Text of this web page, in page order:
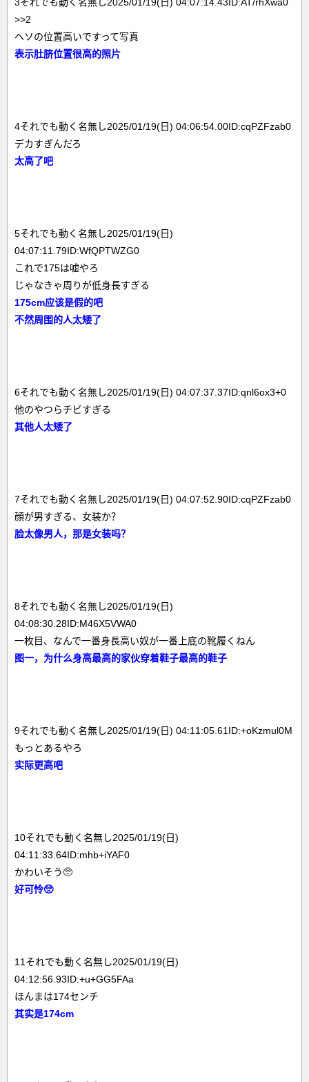
>>2
ヘソの位置高いですって写真
表示肚脐位置很高的照片
4それでも動く名無し2025/01/19(日) 04:06:54.00ID:cqPZFzab0
デカすぎんだろ
太高了吧
5それでも動く名無し2025/01/19(日)
04:07:11.79ID:WfQPTWZG0
これで175は嘘やろ
じゃなきゃ周りが低身長すぎる
175cm应该是假的吧
不然周围的人太矮了
6それでも動く名無し2025/01/19(日) 04:07:37.37ID:qnl6ox3+0
他のやつらチビすぎる
其他人太矮了
7それでも動く名無し2025/01/19(日) 04:07:52.90ID:cqPZFzab0
顔が男すぎる、女装か？
脸太像男人，那是女装吗？
8それでも動く名無し2025/01/19(日)
04:08:30.28ID:M46X5VWA0
一枚目、なんで一番身長高い奴が一番上底の靴履くねん
图一，为什么身高最高的家伙穿着鞋子最高的鞋子
9それでも動く名無し2025/01/19(日) 04:11:05.61ID:+oKzmul0M
もっとあるやろ
实际更高吧
10それでも動く名無し2025/01/19(日)
04:11:33.64ID:mhb+iYAF0
かわいそう🥺
好可怜🥺
11それでも動く名無し2025/01/19(日)
04:12:56.93ID:+u+GG5FAa
ほんまは174センチ
其实是174cm